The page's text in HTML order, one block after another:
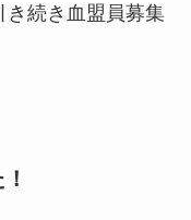
き続き血盟員募集